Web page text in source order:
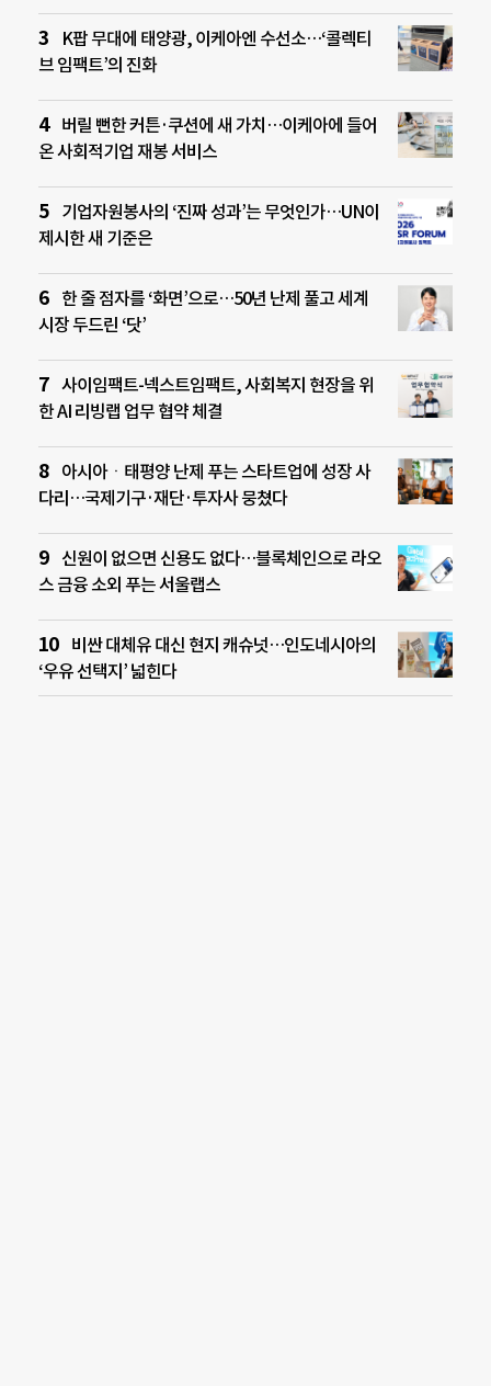
K팝 무대에 태양광, 이케아엔 수선소…‘콜렉티
브 임팩트’의 진화
버릴 뻔한 커튼·쿠션에 새 가치…이케아에 들어
온 사회적기업 재봉 서비스
기업자원봉사의 ‘진짜 성과’는 무엇인가…UN이
제시한 새 기준은
한 줄 점자를 ‘화면’으로…50년 난제 풀고 세계
시장 두드린 ‘닷’
사이임팩트-넥스트임팩트, 사회복지 현장을 위
한 AI 리빙랩 업무 협약 체결
아시아ㆍ태평양 난제 푸는 스타트업에 성장 사
다리…국제기구·재단·투자사 뭉쳤다
신원이 없으면 신용도 없다…블록체인으로 라오
스 금융 소외 푸는 서울랩스
비싼 대체유 대신 현지 캐슈넛…인도네시아의
‘우유 선택지’ 넓힌다